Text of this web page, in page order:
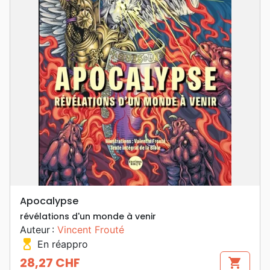
Apocalypse
révélations d'un monde à venir
Auteur : Vincent Frouté
hourglass_top En réappro
28,27 CHF shopping_cart